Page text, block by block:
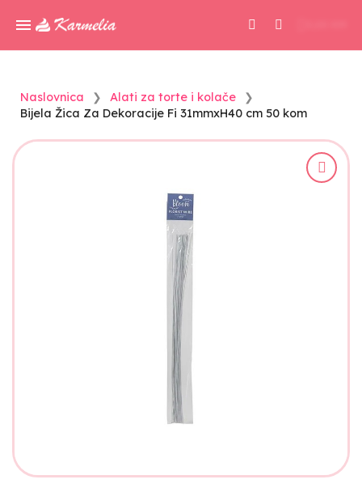
Naslovnica
Alati za torte i kolače
Bijela Žica Za Dekoracije Fi 31mmxH40 cm 50 kom